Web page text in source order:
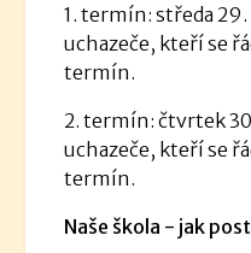
1. termín: středa
uchazeče, kteří se
termín.
2. termín: čtvrtek
uchazeče, kteří se
termín.
Naše škola - jak